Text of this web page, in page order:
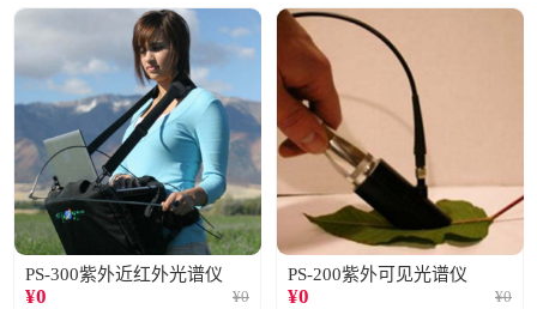
PS-300紫外近红外光谱仪
¥0 ¥0
PS-200紫外可见光谱仪
¥0 ¥0